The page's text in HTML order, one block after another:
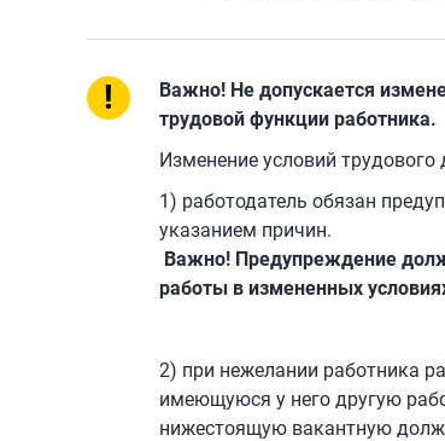
!
Важно! Не допускается
трудовой функции работника.
Изменение условий
1) работодатель обязан
указанием причин.
Важно! Предупреждение
работы в измененных
2) при нежелании работника
имеющуюся у него другую
нижестоящую вакантную